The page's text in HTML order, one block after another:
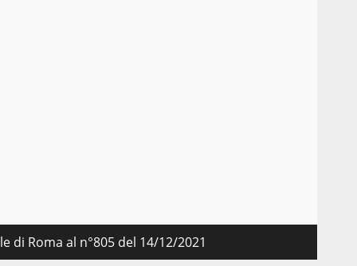
Roma al n°805 del 14/12/2021